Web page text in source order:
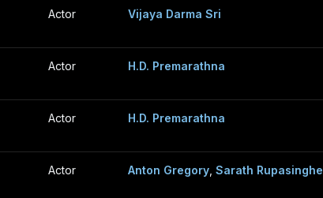
Actor Vijaya Darma Sri
Actor H.D. Premarathna
Actor H.D. Premarathna
Actor Anton Gregory Sarath Rupasinghe